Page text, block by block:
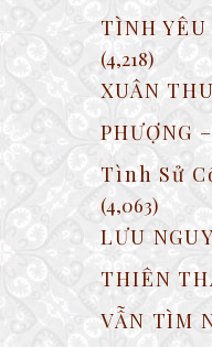
TÌNH
(4,218)
XUÂN
PHƯỢNG
Tình Sử
(4,063)
LƯU
THIÊN
VẪN TÌM